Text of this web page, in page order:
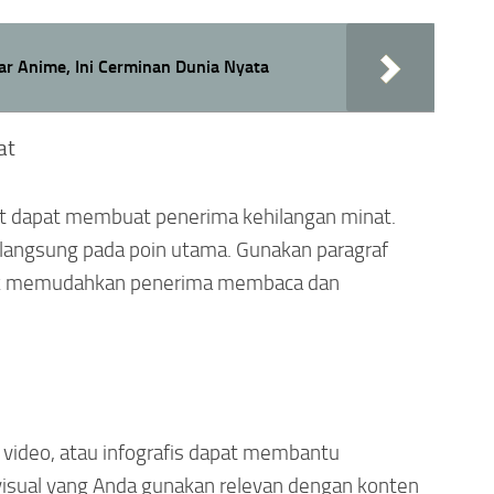
Anime, Ini Cerminan Dunia Nyata
dapat membuat penerima kehilangan minat.
pada poin utama. Gunakan paragraf
penerima membaca dan
atau infografis dapat membantu
yang Anda gunakan relevan dengan konten